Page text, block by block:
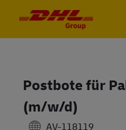
Postbote für
(m/w/d)
AV-118119